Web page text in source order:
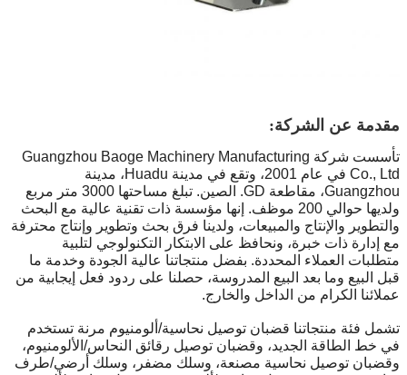
مقدمة عن الشركة:
تأسست شركة Guangzhou Baoge Machinery Manufacturing
Co., Ltd في عام 2001، وتقع في مدينة Huadu، مدينة
Guangzhou، مقاطعة GD. الصين. تبلغ مساحتها 3000 متر مربع
ولديها حوالي 200 موظف. إنها مؤسسة ذات تقنية عالية مع البحث
والتطوير والإنتاج والمبيعات، ولدينا فرق بحث وتطوير وإنتاج محترفة
مع إدارة ذات خبرة، ونحافظ على الابتكار التكنولوجي لتلبية
متطلبات العملاء المحددة. بفضل منتجاتنا عالية الجودة وخدمة ما
قبل البيع وما بعد البيع المدروسة، حصلنا على ردود فعل إيجابية من
عملائنا الكرام من الداخل والخارج.
تشمل فئة منتجاتنا قضبان توصيل نحاسية/ألومنيوم مرنة تستخدم
في خط الطاقة الجديد، وقضبان توصيل رقائق النحاس/الألومنيوم،
وقضبان توصيل نحاسية مصنعة، وسلك مضفر، وسلك أرضي/طرف